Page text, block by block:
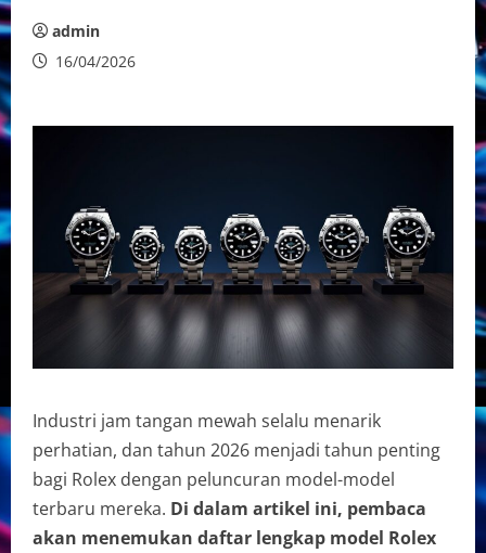
admin
16/04/2026
Industri jam tangan mewah selalu menarik
perhatian, dan tahun 2026 menjadi tahun penting
bagi Rolex dengan peluncuran model-model
terbaru mereka. Di dalam artikel ini, pembaca
akan menemukan daftar lengkap model Rolex